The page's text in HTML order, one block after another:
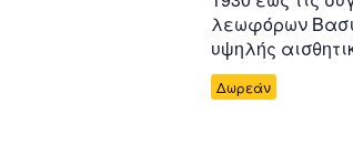
λεωφόρων
υψηλής
Δωρεάν